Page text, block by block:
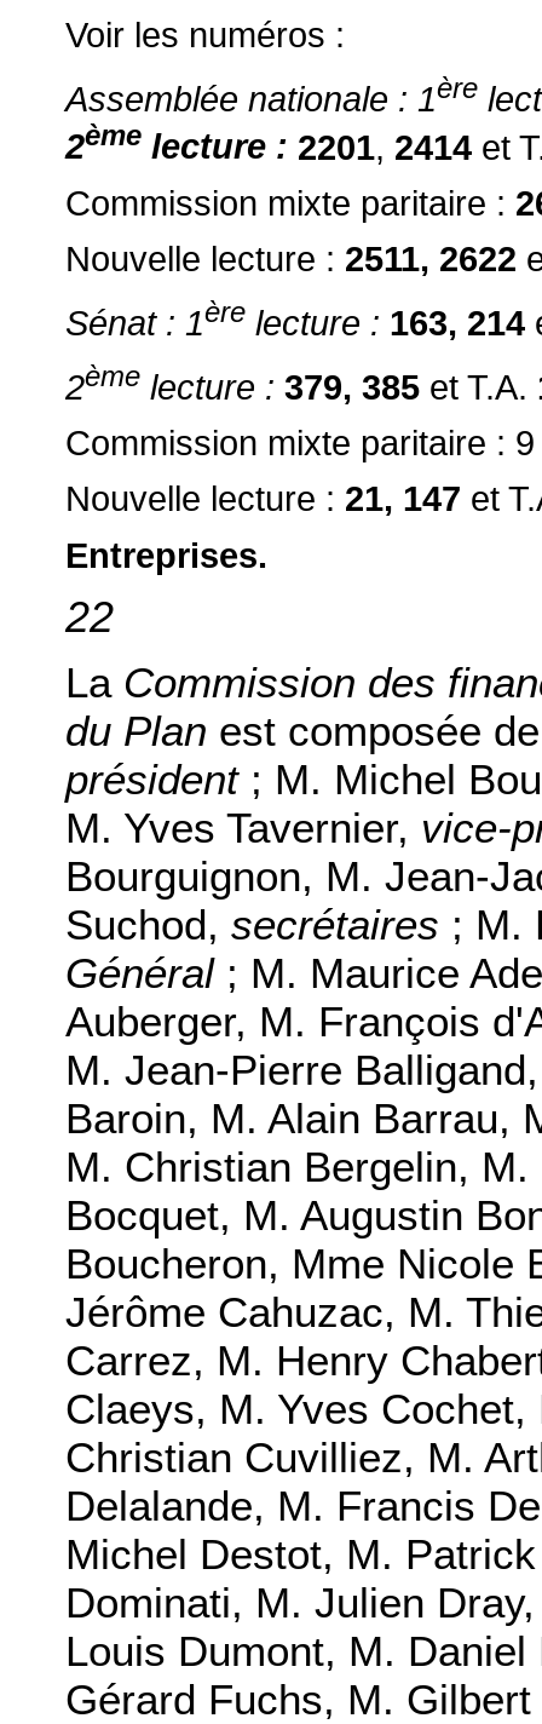
Voir les numéros :
Assemblée nationale : 1ère
2ème lecture : 2201, 2414 et
Commission mixte paritaire :
Nouvelle lecture : 2511, 2622
Sénat : 1ère lecture : 163, 214
2ème lecture : 379, 385 et T.A.
Commission mixte paritaire :
Nouvelle lecture : 21, 147 et
Entreprises.
22
La Commission des
du Plan est composée
président; M. Michel
M. Yves Tavernier, vice-
Bourguignon, M. Jean-
Suchod, secrétaires ; M.
Général; M. Maurice
Auberger, M. François
M. Jean-Pierre
Baroin, M. Alain Barrau,
M. Christian Bergelin,
Bocquet, M. Augustin
Boucheron, Mme Nicole
Jérôme Cahuzac, M.
Carrez, M. Henry
Claeys, M. Yves
Christian Cuvilliez, M.
Delalande, M. Francis
Michel Destot, M.
Dominati, M. Julien
Louis Dumont, M.
Gérard Fuchs, M.